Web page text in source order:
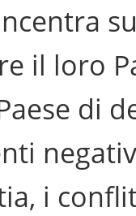
il loro
di
i